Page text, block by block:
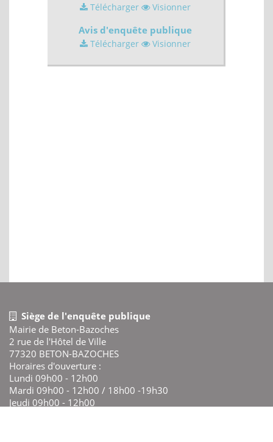
Télécharger Visionner
Avis d'enquête publique
Télécharger Visionner
Siège de l'enquête publique
Mairie de Beton-Bazoches
2 rue de l'Hôtel de Ville
77320 BETON-BAZOCHES
Horaires d'ouverture :
Lundi 09h00 - 12h00
Mardi 09h00 - 12h00 / 18h00 -19h30
Jeudi 09h00 - 12h00